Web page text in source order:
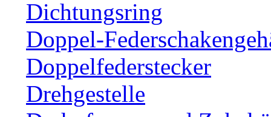
Dichtungsring
Doppel-
Doppelfederstecker
Drehgestelle